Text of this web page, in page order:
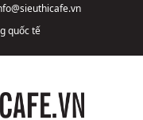
quốc tế